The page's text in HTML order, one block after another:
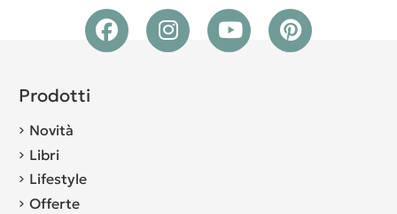
Prodotti
Novità
Libri
Lifestyle
Offerte